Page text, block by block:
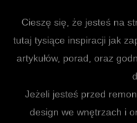
Cieszę się, że jesteś na
tutaj tysiące inspiracji jak
artykułów, porad, oraz
Jeżeli jesteś przed
design we wnętrzach i